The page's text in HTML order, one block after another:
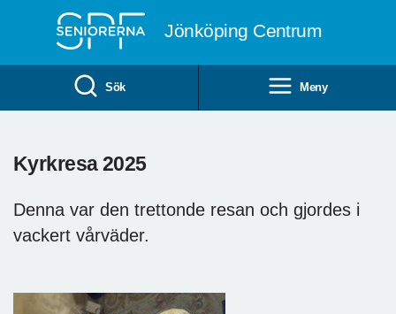
Jönköping Centrum
Sök Meny
Kyrkresa 2025
Denna var den trettonde resan och gjordes i
vackert vårväder.